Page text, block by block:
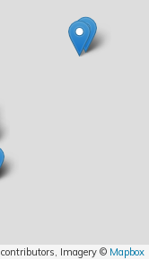
contributors, Imagery © Mapbox